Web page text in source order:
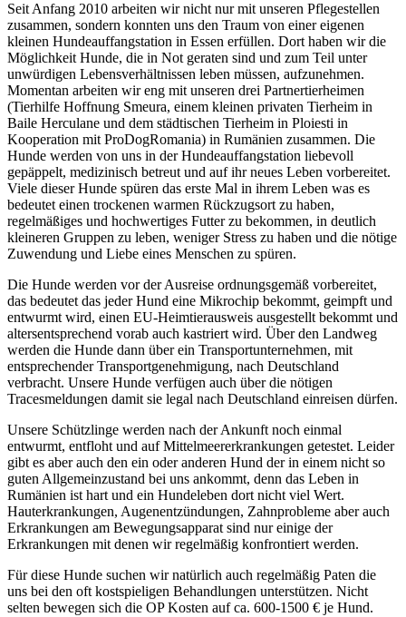
Seit Anfang 2010 arbeiten wir nicht nur mit unseren Pflegestellen
zusammen, sondern konnten uns den Traum von einer eigenen
kleinen Hundeauffangstation in Essen erfüllen. Dort haben wir die
Möglichkeit Hunde, die in Not geraten sind und zum Teil unter
unwürdigen Lebensverhältnissen leben müssen, aufzunehmen.
Momentan arbeiten wir eng mit unseren drei Partnertierheimen
(Tierhilfe Hoffnung Smeura, einem kleinen privaten Tierheim in
Baile Herculane und dem städtischen Tierheim in Ploiesti in
Kooperation mit ProDogRomania) in Rumänien zusammen. Die
Hunde werden von uns in der Hundeauffangstation liebevoll
gepäppelt, medizinisch betreut und auf ihr neues Leben vorbereitet.
Viele dieser Hunde spüren das erste Mal in ihrem Leben was es
bedeutet einen trockenen warmen Rückzugsort zu haben,
regelmäßiges und hochwertiges Futter zu bekommen, in deutlich
kleineren Gruppen zu leben, weniger Stress zu haben und die nötige
Zuwendung und Liebe eines Menschen zu spüren.
Die Hunde werden vor der Ausreise ordnungsgemäß vorbereitet,
das bedeutet das jeder Hund eine Mikrochip bekommt, geimpft und
entwurmt wird, einen EU-Heimtierausweis ausgestellt bekommt und
altersentsprechend vorab auch kastriert wird. Über den Landweg
werden die Hunde dann über ein Transportunternehmen, mit
entsprechender Transportgenehmigung, nach Deutschland
verbracht. Unsere Hunde verfügen auch über die nötigen
Tracesmeldungen damit sie legal nach Deutschland einreisen dürfen.
Unsere Schützlinge werden nach der Ankunft noch einmal
entwurmt, entfloht und auf Mittelmeererkrankungen getestet. Leider
gibt es aber auch den ein oder anderen Hund der in einem nicht so
guten Allgemeinzustand bei uns ankommt, denn das Leben in
Rumänien ist hart und ein Hundeleben dort nicht viel Wert.
Hauterkrankungen, Augenentzündungen, Zahnprobleme aber auch
Erkrankungen am Bewegungsapparat sind nur einige der
Erkrankungen mit denen wir regelmäßig konfrontiert werden.
Für diese Hunde suchen wir natürlich auch regelmäßig Paten die
uns bei den oft kostspieligen Behandlungen unterstützen. Nicht
selten bewegen sich die OP Kosten auf ca. 600-1500 € je Hund.